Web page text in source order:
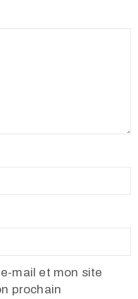
mail et mon site
prochain